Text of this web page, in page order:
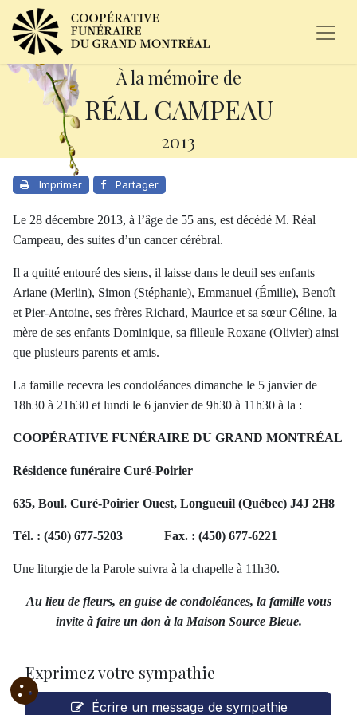
À la mémoire de
RÉAL CAMPEAU
2013
Imprimer Partager
Le 28 décembre 2013, à l’âge de 55 ans, est décédé M. Réal
Campeau, des suites d’un cancer cérébral.
Il a quitté entouré des siens, il laisse dans le deuil ses enfants
Ariane (Merlin), Simon (Stéphanie), Emmanuel (Émilie), Benoît
et Pier-Antoine, ses frères Richard, Maurice et sa sœur Céline, la
mère de ses enfants Dominique, sa filleule Roxane (Olivier) ainsi
que plusieurs parents et amis.
La famille recevra les condoléances dimanche le 5 janvier de
18h30 à 21h30 et lundi le 6 janvier de 9h30 à 11h30 à la :
COOPÉRATIVE FUNÉRAIRE DU GRAND MONTRÉAL
Résidence funéraire Curé-Poirier
635, Boul. Curé-Poirier Ouest, Longueuil (Québec) J4J 2H8
Tél. : (450) 677-5203 Fax. : (450) 677-6221
Une liturgie de la Parole suivra à la chapelle à 11h30.
Au lieu de fleurs, en guise de condoléances, la famille vous
invite à faire un don à la Maison Source Bleue.
Exprimez votre sympathie
Écrire un message de sympathie